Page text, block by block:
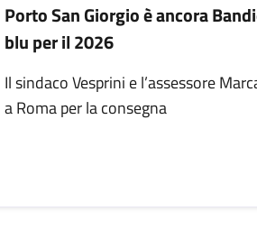
Porto San Giorgio è ancora
blu per il 2026
Il sindaco Vesprini e l’assessore
a Roma per la consegna